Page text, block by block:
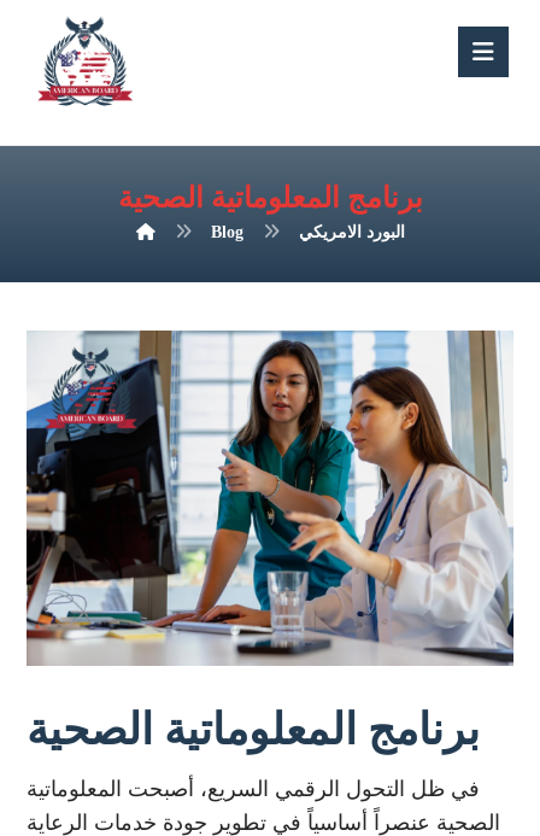
برنامج المعلوماتية الصحية
Blog البورد الامريكي
برنامج المعلوماتية الصحية
في ظل التحول الرقمي السريع، أصبحت المعلوماتية
الصحية عنصراً أساسياً في تطوير جودة خدمات الرعاية